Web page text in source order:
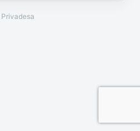
Privadesa